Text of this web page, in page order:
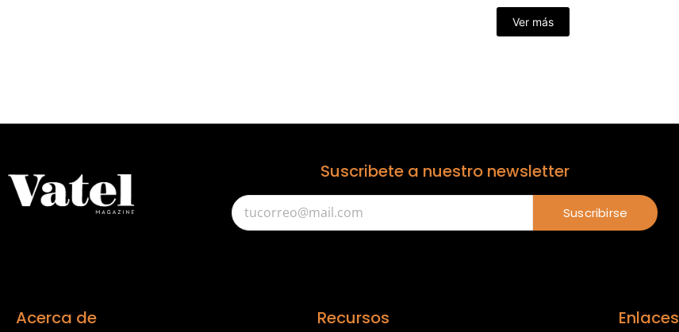
Ver más
Suscribete a nuestro newsletter
Suscribirse
Acerca de Recursos Enlaces